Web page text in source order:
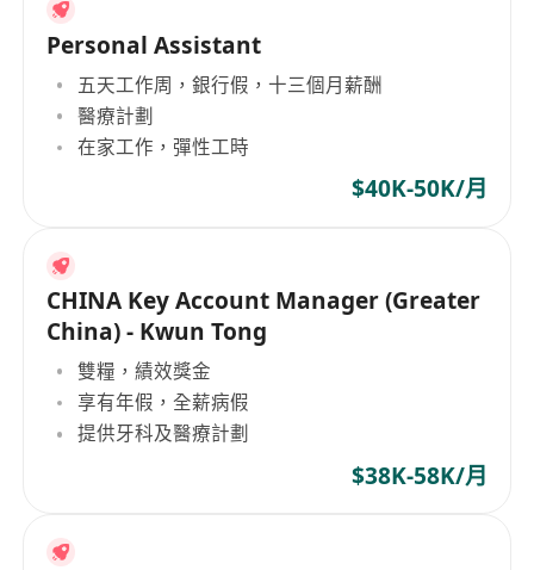
Personal Assistant
五天工作周，銀行假，十三個月薪酬
醫療計劃
在家工作，彈性工時
$40K-50K/月
CHINA Key Account Manager (Greater
China) - Kwun Tong
雙糧，績效獎金
享有年假，全薪病假
提供牙科及醫療計劃
$38K-58K/月